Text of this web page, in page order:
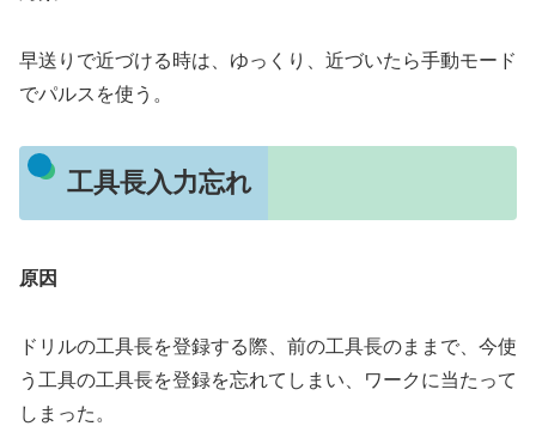
早送りで近づける時は、ゆっくり、近づいたら手動モード
でパルスを使う。
工具長入力忘れ
原因
ドリルの工具長を登録する際、前の工具長のままで、今使
う工具の工具長を登録を忘れてしまい、ワークに当たって
しまった。